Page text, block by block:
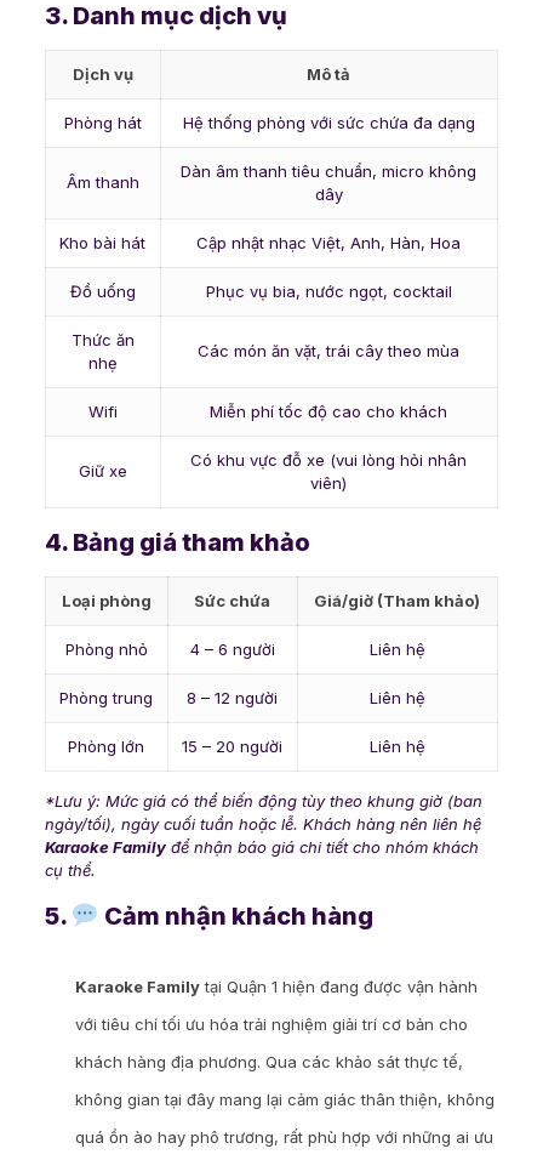
3. Danh mục dịch vụ
Dịch vụ Mô tả
Phòng hát Hệ thống phòng với sức chứa đa dạng
Âm thanh
Dàn âm thanh tiêu chuẩn, micro không
dây
Kho bài hát Cập nhật nhạc Việt, Anh, Hàn, Hoa
Đồ uống Phục vụ bia, nước ngọt, cocktail
Thức ăn
nhẹ
Các món ăn vặt, trái cây theo mùa
Wifi Miễn phí tốc độ cao cho khách
Giữ xe
Có khu vực đỗ xe (vui lòng hỏi nhân
viên)
4. Bảng giá tham khảo
Loại phòng Sức chứa Giá/giờ (Tham khảo)
Phòng nhỏ 4 – 6 người Liên hệ
Phòng trung 8 – 12 người Liên hệ
Phòng lớn 15 – 20 người Liên hệ
*Lưu ý: Mức giá có thể biến động tùy theo khung giờ (ban
ngày/tối), ngày cuối tuần hoặc lễ. Khách hàng nên liên hệ
Karaoke Familyđể nhận báo giá chi tiết cho nhóm khách
cụ thể.
5. Cảm nhận khách hàng
Karaoke Familytại Quận 1 hiện đang được vận hành
với tiêu chí tối ưu hóa trải nghiệm giải trí cơ bản cho
khách hàng địa phương. Qua các khảo sát thực tế,
không gian tại đây mang lại cảm giác thân thiện, không
quá ồn ào hay phô trương, rất phù hợp với những ai ưu